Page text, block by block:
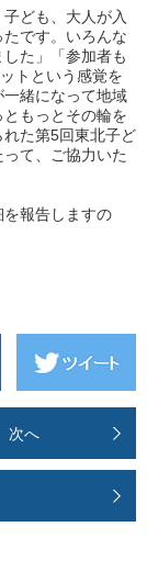
ども、大人が入
です。いろんな
た」「参加者も
トという感覚を
緒になって地域
もっとその輪を
た第5回東北子ど
て、ご協力いた
報告しますの
次へ